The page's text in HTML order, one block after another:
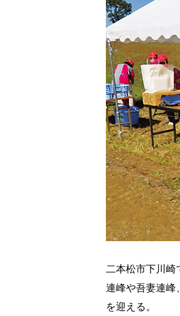
二本松市下川崎
連峰や吾妻連峰
を迎える。